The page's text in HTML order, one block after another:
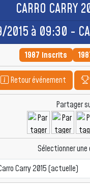
CARRO CARRY
à 09:30 -
1987 inscrits
Retour événement
Partager
Sélectionner une